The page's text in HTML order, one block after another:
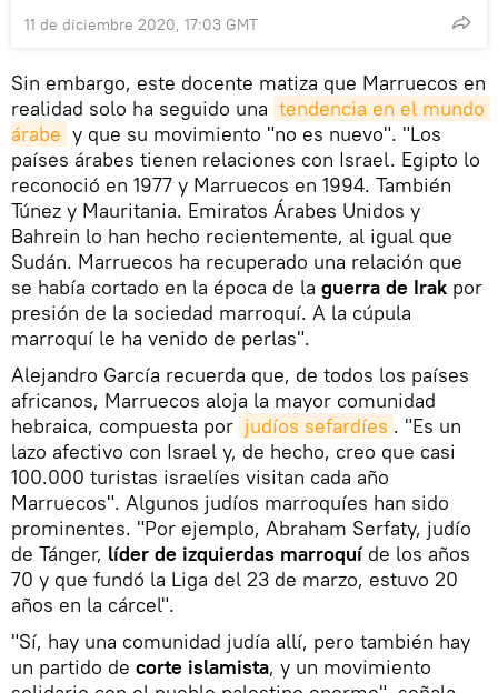
11 de diciembre 2020, 17:03 GMT
Sin embargo, este docente matiza que Marruecos en
realidad solo ha seguido una tendencia en el mundo
árabe y que su movimiento "no es nuevo". "Los
países árabes tienen relaciones con Israel. Egipto lo
reconoció en 1977 y Marruecos en 1994. También
Túnez y Mauritania. Emiratos Árabes Unidos y
Bahrein lo han hecho recientemente, al igual que
Sudán. Marruecos ha recuperado una relación que
se había cortado en la época de la guerra de Irak por
presión de la sociedad marroquí. A la cúpula
marroquí le ha venido de perlas".
Alejandro García recuerda que, de todos los países
africanos, Marruecos aloja la mayor comunidad
hebraica, compuesta por judíos sefardíes . "Es un
lazo afectivo con Israel y, de hecho, creo que casi
100.000 turistas israelíes visitan cada año
Marruecos". Algunos judíos marroquíes han sido
prominentes. "Por ejemplo, Abraham Serfaty, judío
de Tánger, líder de izquierdas marroquíde los años
70 y que fundó la Liga del 23 de marzo, estuvo 20
años en la cárcel".
"Sí, hay una comunidad judía allí, pero también hay
un partido de corte islamista, y un movimiento